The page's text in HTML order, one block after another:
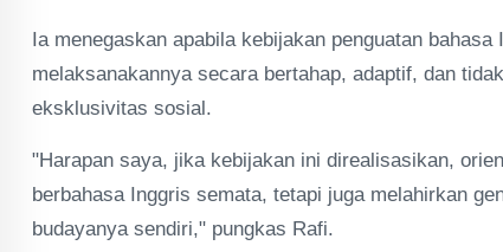
Ia menegaskan apabila kebijakan penguatan
melaksanakannya secara bertahap, adaptif, dan
eksklusivitas sosial.
"Harapan saya, jika kebijakan ini direalisasikan,
berbahasa Inggris semata, tetapi juga melahirkan
budayanya sendiri," pungkas Rafi.